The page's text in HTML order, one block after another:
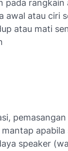
pada rangkain
awal atau ciri
atau mati
apabila
speaker